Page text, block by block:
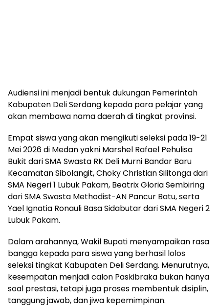
Audiensi ini menjadi bentuk dukungan Pemerintah
Kabupaten Deli Serdang kepada para pelajar yang
akan membawa nama daerah di tingkat provinsi.
Empat siswa yang akan mengikuti seleksi pada 19-21
Mei 2026 di Medan yakni Marshel Rafael Pehulisa
Bukit dari SMA Swasta RK Deli Murni Bandar Baru
Kecamatan Sibolangit, Choky Christian Silitonga dari
SMA Negeri 1 Lubuk Pakam, Beatrix Gloria Sembiring
dari SMA Swasta Methodist-AN Pancur Batu, serta
Yael Ignatia Ronauli Basa Sidabutar dari SMA Negeri 2
Lubuk Pakam.
Dalam arahannya, Wakil Bupati menyampaikan rasa
bangga kepada para siswa yang berhasil lolos
seleksi tingkat Kabupaten Deli Serdang. Menurutnya,
kesempatan menjadi calon Paskibraka bukan hanya
soal prestasi, tetapi juga proses membentuk disiplin,
tanggung jawab, dan jiwa kepemimpinan.